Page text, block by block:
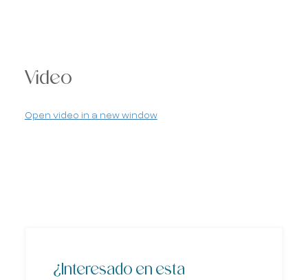
Video
Open video in a new window
¿Interesado en esta